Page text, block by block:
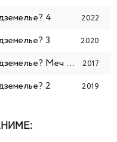
4 2022
3 2020
Может, я встречу тебя в подземелье? Меч Оратории 2017
2 2019